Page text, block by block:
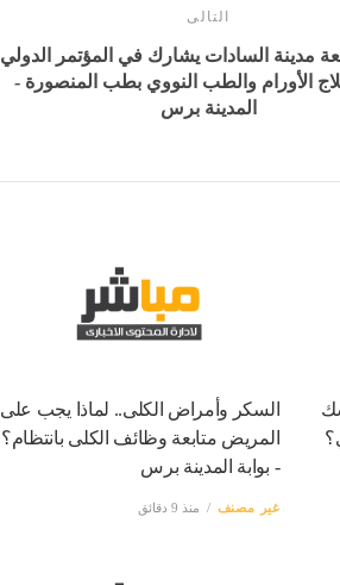
التالى
مدينة السادات يشارك في المؤتمر الدولي
الأورام والطب النووي بطب المنصورة -
المدينة برس
السكر وأمراض الكلى.. لماذا يجب على
المريض متابعة وظائف الكلى بانتظام؟
- بوابة المدينة برس
غير مصنف منذ 9 دقائق